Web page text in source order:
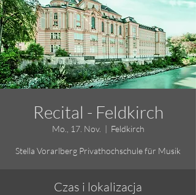
Recital - Feldkirch
Mo., 17. Nov.
  |
Feldkirch
Stella Vorarlberg Privathochschule für Musik
Czas i lokalizacja